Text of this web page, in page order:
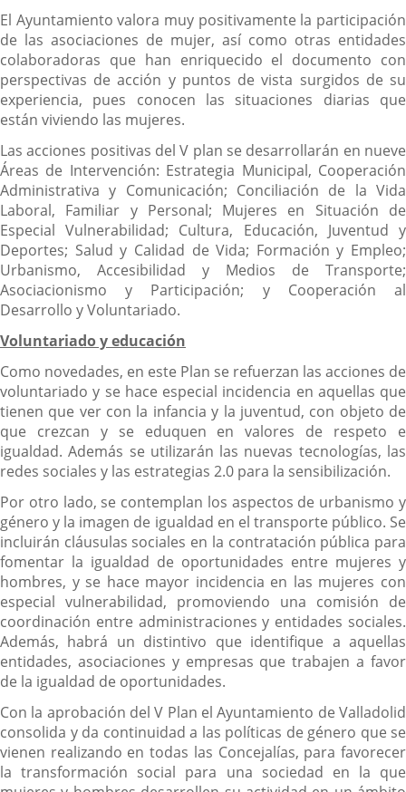
El Ayuntamiento valora muy positivamente la participación
de las asociaciones de mujer, así como otras entidades
colaboradoras que han enriquecido el documento con
perspectivas de acción y puntos de vista surgidos de su
experiencia, pues conocen las situaciones diarias que
están viviendo las mujeres.
Las acciones positivas del V plan se desarrollarán en nueve
Áreas de Intervención: Estrategia Municipal, Cooperación
Administrativa y Comunicación; Conciliación de la Vida
Laboral, Familiar y Personal; Mujeres en Situación de
Especial Vulnerabilidad; Cultura, Educación, Juventud y
Deportes; Salud y Calidad de Vida; Formación y Empleo;
Urbanismo, Accesibilidad y Medios de Transporte;
Asociacionismo y Participación; y Cooperación al
Desarrollo y Voluntariado.
Voluntariado y educación
Como novedades, en este Plan se refuerzan las acciones de
voluntariado y se hace especial incidencia en aquellas que
tienen que ver con la infancia y la juventud, con objeto de
que crezcan y se eduquen en valores de respeto e
igualdad. Además se utilizarán las nuevas tecnologías, las
redes sociales y las estrategias 2.0 para la sensibilización.
Por otro lado, se contemplan los aspectos de urbanismo y
género y la imagen de igualdad en el transporte público. Se
incluirán cláusulas sociales en la contratación pública para
fomentar la igualdad de oportunidades entre mujeres y
hombres, y se hace mayor incidencia en las mujeres con
especial vulnerabilidad, promoviendo una comisión de
coordinación entre administraciones y entidades sociales.
Además, habrá un distintivo que identifique a aquellas
entidades, asociaciones y empresas que trabajen a favor
de la igualdad de oportunidades.
Con la aprobación del V Plan el Ayuntamiento de Valladolid
consolida y da continuidad a las políticas de género que se
vienen realizando en todas las Concejalías, para favorecer
la transformación social para una sociedad en la que